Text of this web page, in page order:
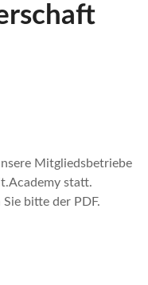
Mitgliedsbetriebe
statt.
bitte der PDF.